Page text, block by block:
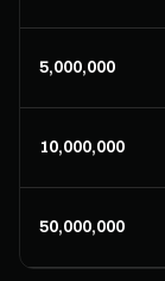
5,000,000
10,000,000
50,000,000